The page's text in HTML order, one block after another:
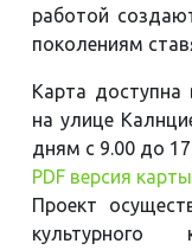
работой
поколениям
Карта доступна
на улице
дням с 9.00 до
PDF версия карты
Проект